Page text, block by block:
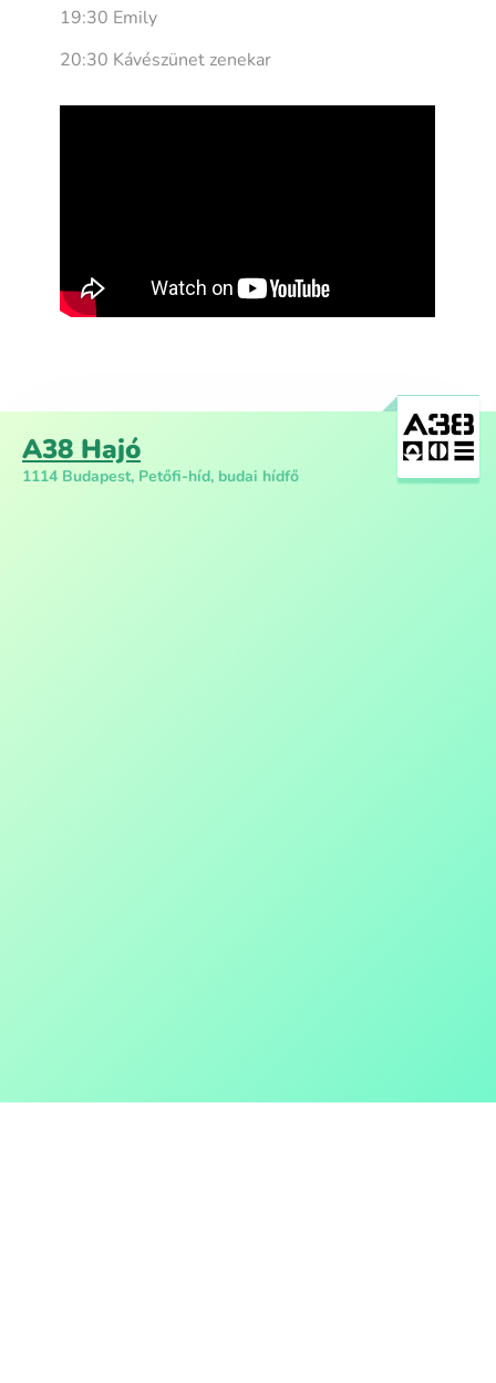
19:30 Emily
20:30 Kávészünet zenekar
A38 Hajó
1114 Budapest, Petőfi-híd, budai hídfő